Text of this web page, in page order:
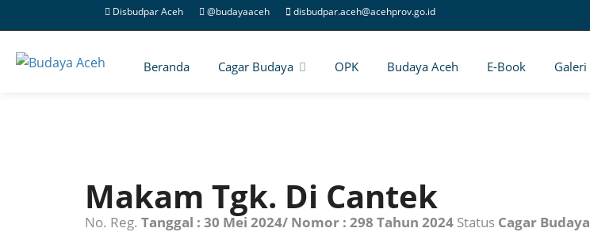
Disbudpar Aceh @budayaaceh disbudpar.aceh@acehprov.go.id
Beranda Cagar Budaya OPK Budaya Aceh E-Book Galeri
Makam Tgk. Di Cantek
No. Reg. Tanggal : 30 Mei 2024/ Nomor : 298 Tahun 2024 Status Cagar Budaya